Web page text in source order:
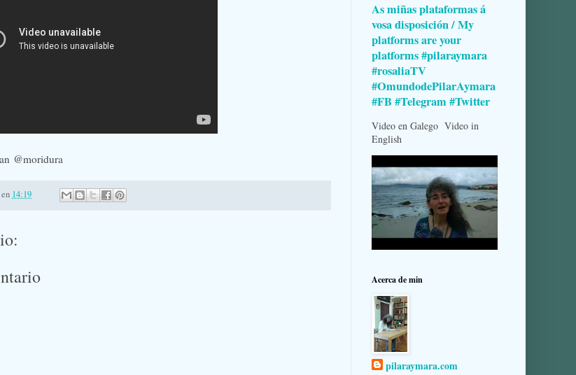
@moridura
en 14:19
As miñas plataformas á
vosa disposición / My
platforms are your
platforms #pilaraymara
#rosaliaTV
#OmundodePilarAymara
#FB #Telegram #Twitter
Video en Galego Video in
English
Acerca de min
pilaraymara.com